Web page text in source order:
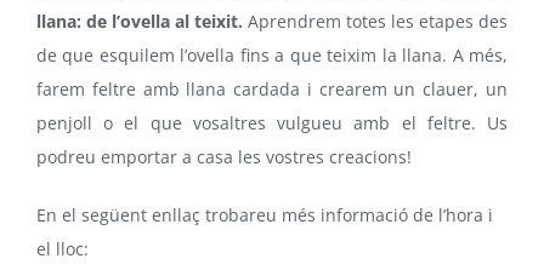
llana: de l’ovella al teixit. Aprendrem totes les etapes des
de que esquilem l’ovella fins a que teixim la llana. A més,
farem feltre amb llana cardada i crearem un clauer, un
penjoll o el que vosaltres vulgueu amb el feltre. Us
podreu emportar a casa les vostres creacions!
En el següent enllaç trobareu més informació de l’hora i
el lloc: